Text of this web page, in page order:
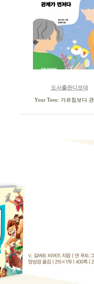
도서출판디모데
Your Teen: 가르침보다